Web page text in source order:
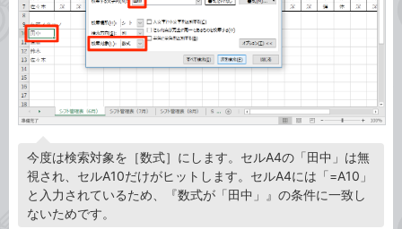
今度は検索対象を［数式］にします。セルA4の「田中」は無
視され、セルA10だけがヒットします。セルA4には「=A10」
と入力されているため、『数式が「田中」』の条件に一致し
ないためです。